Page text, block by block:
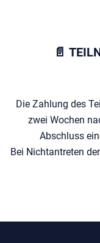
📄
Die Zahlung des
zwei Wochen
Abschluss
Bei Nichtantreten